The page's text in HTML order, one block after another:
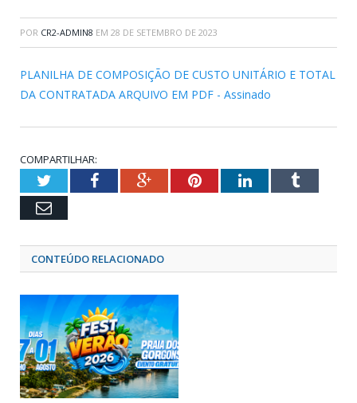
POR CR2-ADMIN8 EM 28 DE SETEMBRO DE 2023
PLANILHA DE COMPOSIÇÃO DE CUSTO UNITÁRIO E TOTAL
DA CONTRATADA ARQUIVO EM PDF - Assinado
COMPARTILHAR:
TwitterFacebookGoogle+PinterestLinkedInTumblr
Email
CONTEÚDO RELACIONADO